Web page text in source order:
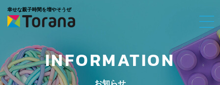
幸せな親子時間を増やそうぜ
INFORMATION
お知らせ